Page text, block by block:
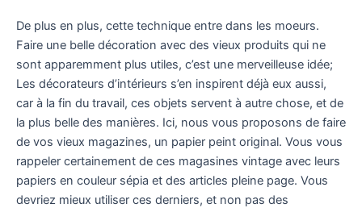
De plus en plus, cette technique entre dans les moeurs.
Faire une belle décoration avec des vieux produits qui ne
sont apparemment plus utiles, c’est une merveilleuse idée;
Les décorateurs d’intérieurs s’en inspirent déjà eux aussi,
car à la fin du travail, ces objets servent à autre chose, et de
la plus belle des manières. Ici, nous vous proposons de faire
de vos vieux magazines, un papier peint original. Vous vous
rappeler certainement de ces magasines vintage avec leurs
papiers en couleur sépia et des articles pleine page. Vous
devriez mieux utiliser ces derniers, et non pas des